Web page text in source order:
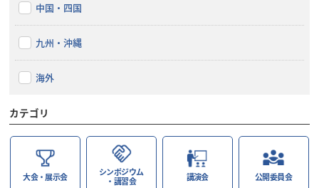
中国・四国
九州・沖縄
海外
カテゴリ
大会・展示会
シンポジウム
・講習会
講演会 公開委員会